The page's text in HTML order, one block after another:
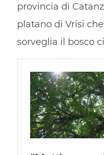
provincia di
platano di Vrisi che
sorveglia il bosco